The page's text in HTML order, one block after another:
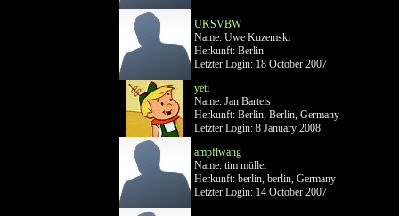
UKSVBW
Name: Uwe Kuzemski
Herkunft: Berlin
Letzter Login: 18 October 2007
yeti
Name: Jan Bartels
Herkunft: Berlin, Berlin, Germany
Letzter Login: 8 January 2008
ampflwang
Name: tim müller
Herkunft: berlin, berlin, Germany
Letzter Login: 14 October 2007